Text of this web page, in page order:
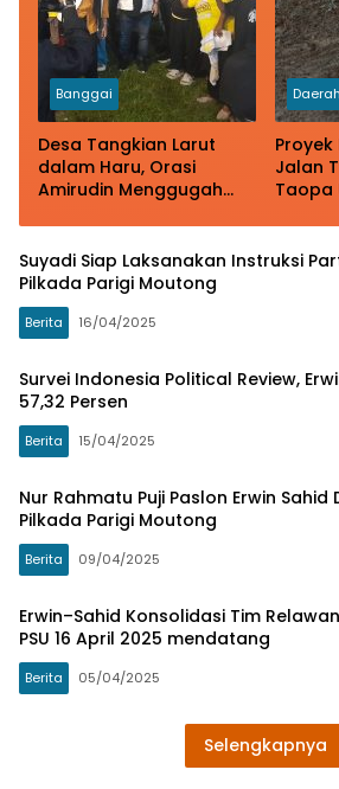
Banggai
Desa Tangkian Larut
dalam Haru, Orasi
Amirudin Menggugah
Warga
Daerah
Jalan
Taopa
Suyadi Siap Laksanakan Instruksi
Pilkada Parigi Moutong
Berita 16/04/2025
Survei Indonesia Political Review,
57,32 Persen
Berita 15/04/2025
Nur Rahmatu Puji Paslon Erwin Sahid Di Debat
Pilkada Parigi Moutong
Berita 09/04/2025
Erwin–Sahid Konsolidasi Tim
PSU 16 April 2025 mendatang
Berita 05/04/2025
Selengkapnya